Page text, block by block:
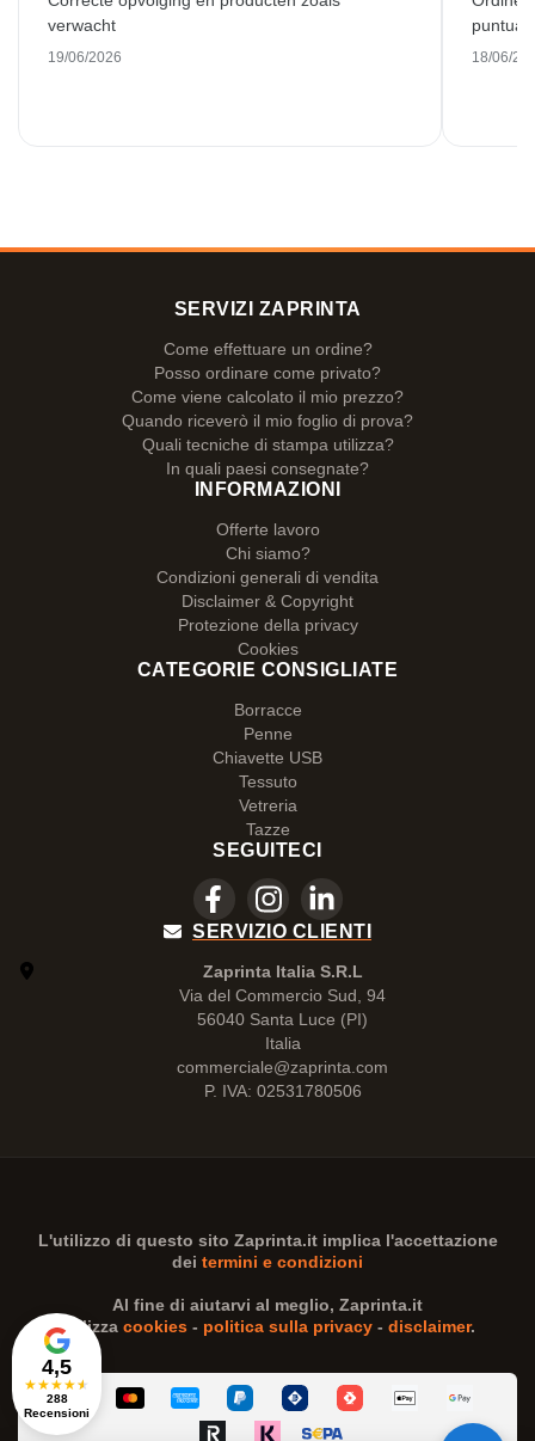
verwacht
19/06/2026 18/06/
4,5
★★★★★
288
Recensioni
SERVIZI ZAPRINTA
Come effettuare un ordine?
Posso ordinare come privato?
Come viene calcolato il mio prezzo?
Quando riceverò il mio foglio di prova?
Quali tecniche di stampa utilizza?
In quali paesi consegnate?
INFORMAZIONI
Offerte lavoro
Chi siamo?
Condizioni generali di vendita
Disclaimer & Copyright
Protezione della privacy
Cookies
CATEGORIE CONSIGLIATE
Borracce
Penne
Chiavette USB
Tessuto
Vetreria
Tazze
SEGUITECI
SERVIZIO CLIENTI
Zaprinta Italia S.R.L
Via del Commercio Sud, 94
56040 Santa Luce (PI)
Italia
commerciale@zaprinta.com
P. IVA: 02531780506
L'utilizzo di questo sito Zaprinta.itimplica l'accettazione
dei termini e condizioni
Al fine di aiutarvi al meglio, Zaprinta.it
utilizza cookies- politica sulla privacy- disclaimer.